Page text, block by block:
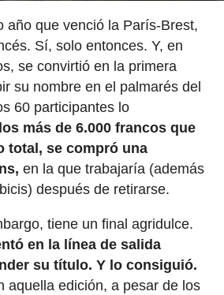
año que venció la París-Brest,
Sí, solo entonces. Y, en
se convirtió en la primera
su nombre en el palmarés del
60 participantes lo
más de 6.000 francos que
total, se compró una
en la que trabajaría (además
después de retirarse.
tiene un final agridulce.
en la línea de salida
su título. Y lo consiguió.
aquella edición, a pesar de los